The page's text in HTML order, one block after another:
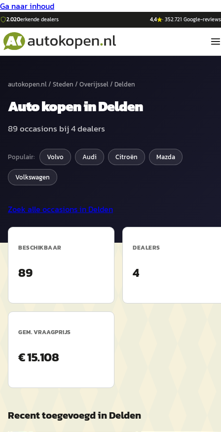
Ga naar inhoud
2.020erkende dealers 4,4 ·352.721 Google-reviews
autokopen.nl/ Steden / Overijssel/ Delden
Autokopen inDelden
89occasions bij4dealers
Populair: Volvo Audi Citroën Mazda
Volkswagen
Zoek alle occasions in Delden
BESCHIKBAAR
89
DEALERS
4
GEM. VRAAGPRIJS
€ 15.108
Recent toegevoegd inDelden